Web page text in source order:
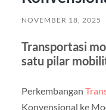
NOVEMBER 18, 2025
Transportasi
satu pilar
Perkembangan
Konvensional ke